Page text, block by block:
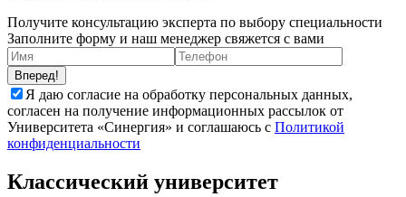
Получите консультацию эксперта по выбору специальности
Заполните форму и наш менеджер свяжется с вами
Вперед!
Я даю согласие на обработку персональных данных,
согласен на получение информационных рассылок от
Университета «Синергия» и соглашаюсь c Политикой
конфиденциальности
Классический университет